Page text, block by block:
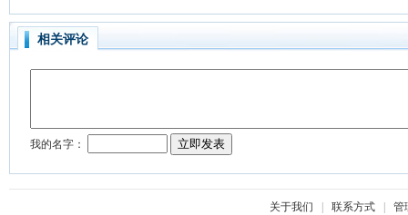
相关评论
关于我们 联系方式
管